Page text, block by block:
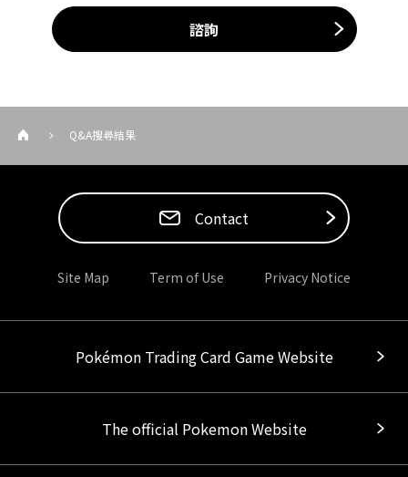
諮詢
Q&A搜尋結果
Contact
Site Map Term of Use Privacy Notice
Pokémon Trading Card Game Website
The official Pokemon Website